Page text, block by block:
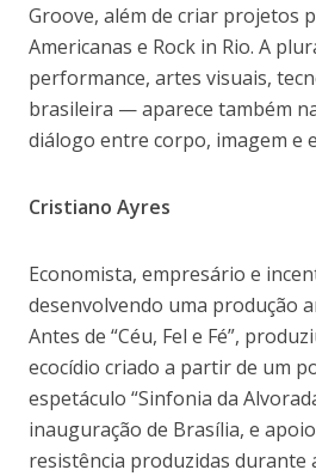
Groove, além de criar projetos
Americanas e Rock in Rio. A
performance, artes visuais,
brasileira — aparece também
diálogo entre corpo, imagem e
Cristiano Ayres
Economista, empresário e
desenvolvendo uma produção
Antes de “Céu, Fel e Fé”,
ecocídio criado a partir de um
espetáculo “Sinfonia da
inauguração de Brasília, e
resistência produzidas durante